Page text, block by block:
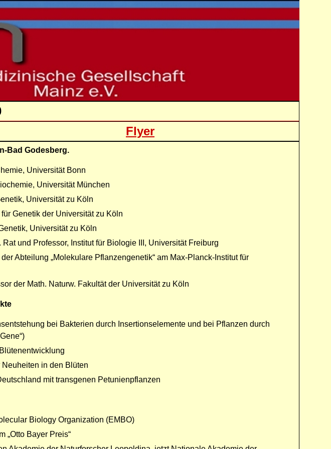
Saedler Flyer
Bad Godesberg.
Universität Bonn
Universität München
Universität zu Köln
Genetik der Universität zu Köln
Universität zu Köln
und Professor, Institut für Biologie III, Universität Freiburg
Abteilung „Molekulare Pflanzengenetik“ am Max-Planck-Institut für
der Math. Naturw. Fakultät der Universität zu Köln
bei Bakterien durch Insertionselemente und bei Pflanzen durch
in den Blüten
mit transgenen Petunienpflanzen
Biology Organization (EMBO)
„Otto Bayer Preis“